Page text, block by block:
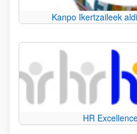
Kanpo Ikertzaileek
HR